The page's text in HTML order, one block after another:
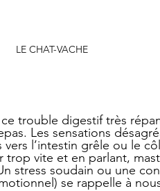
LE CHAT-VACHE
trouble digestif très
Les sensations
vers l’intestin grêle ou le
trop vite et en parlant,
stress soudain ou une
se rappelle à